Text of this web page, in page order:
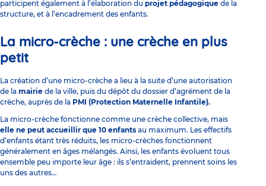
participent également à l’élaboration du projet pédagogique de la
structure, et à l’encadrement des enfants.
La micro-crèche : une crèche en plus
petit
La création d’une micro-crèche a lieu à la suite d’une autorisation
de la mairie de la ville, puis du dépôt du dossier d’agrément de la
crèche, auprès de la PMI (Protection Maternelle Infantile).
La micro-crèche fonctionne comme une crèche collective, mais
elle ne peut accueillir que 10 enfants au maximum. Les effectifs
d’enfants étant très réduits, les micro-crèches fonctionnent
généralement en âges mélangés. Ainsi, les enfants évoluent tous
ensemble peu importe leur âge : ils s’entraident, prennent soins les
uns des autres…